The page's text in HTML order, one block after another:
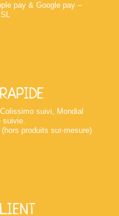
pay & Google pay –
suivi, Mondial
suivie.
produits sur-mesure)